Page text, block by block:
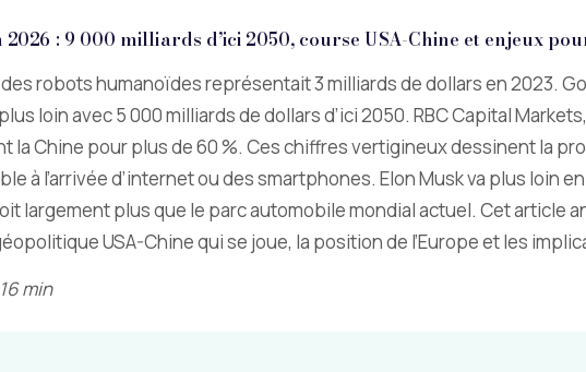
: 9 000 milliards d’ici 2050, course USA-Chine et enjeux
robots humanoïdes représentait 3 milliards de dollars en 2023.
loin avec 5 000 milliards de dollars d’ici 2050. RBC Capital
la Chine pour plus de 60 %. Ces chiffres vertigineux dessinent la
à l’arrivée d’internet ou des smartphones. Elon Musk va plus loin
largement plus que le parc automobile mondial actuel. Cet article
USA-Chine qui se joue, la position de l’Europe et les
min